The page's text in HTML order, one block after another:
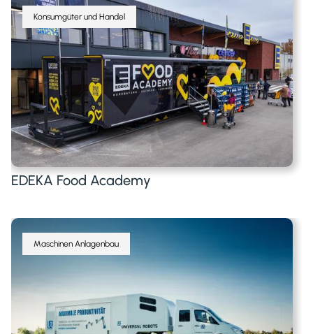
EDEKA Food Academy
Konsumgüter und Handel
Maschinen Anlagenbau